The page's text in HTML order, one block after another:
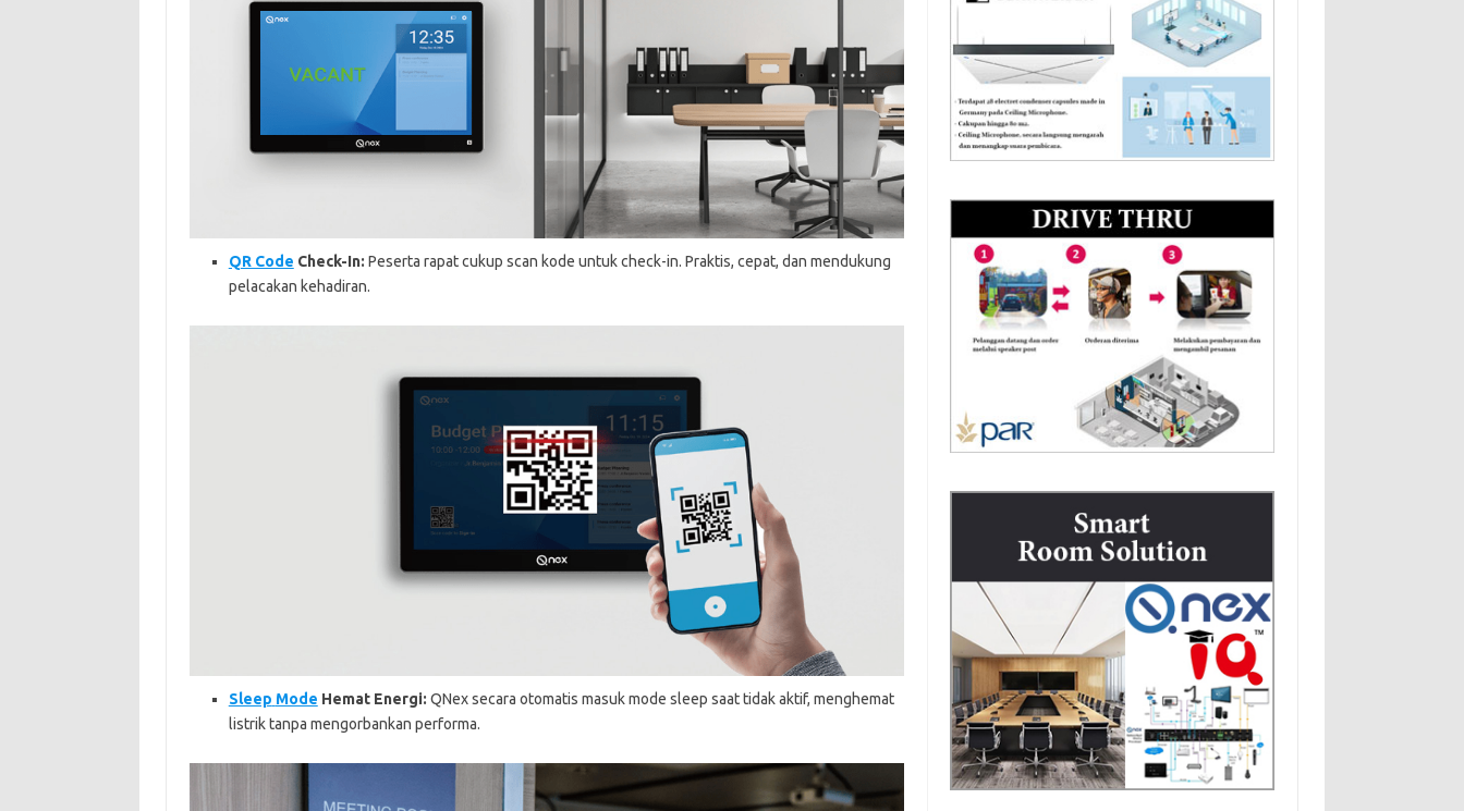
QR Code Check-In: Peserta rapat cukup scan kode untuk check-in. Praktis, cepat, dan mendukung
pelacakan kehadiran.
Sleep Mode Hemat Energi: QNex secara otomatis masuk mode sleep saat tidak aktif, menghemat
listrik tanpa mengorbankan performa.